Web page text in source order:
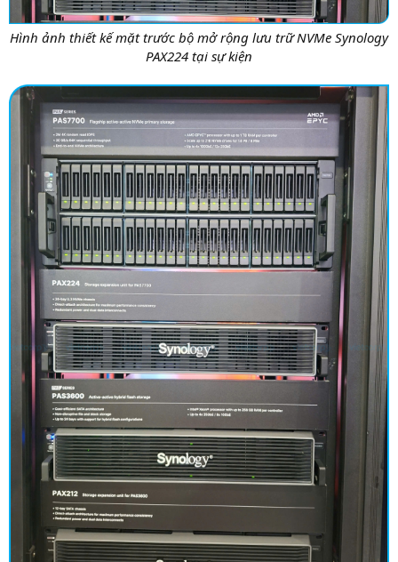
Hình ảnh thiết kế mặt trước bộ mở rộng lưu trữ NVMe Synology
PAX224 tại sự kiện